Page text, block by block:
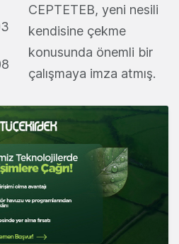
CEPTETEB, yeni nesili
kendisine çekme
konusunda önemli bir
çalışmaya imza atmış.